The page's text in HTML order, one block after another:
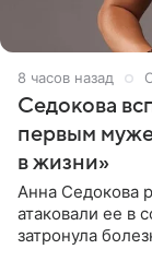
8 часов назад
Седокова
первым
в жизни»
Анна Седокова
атаковали ее в
затронула